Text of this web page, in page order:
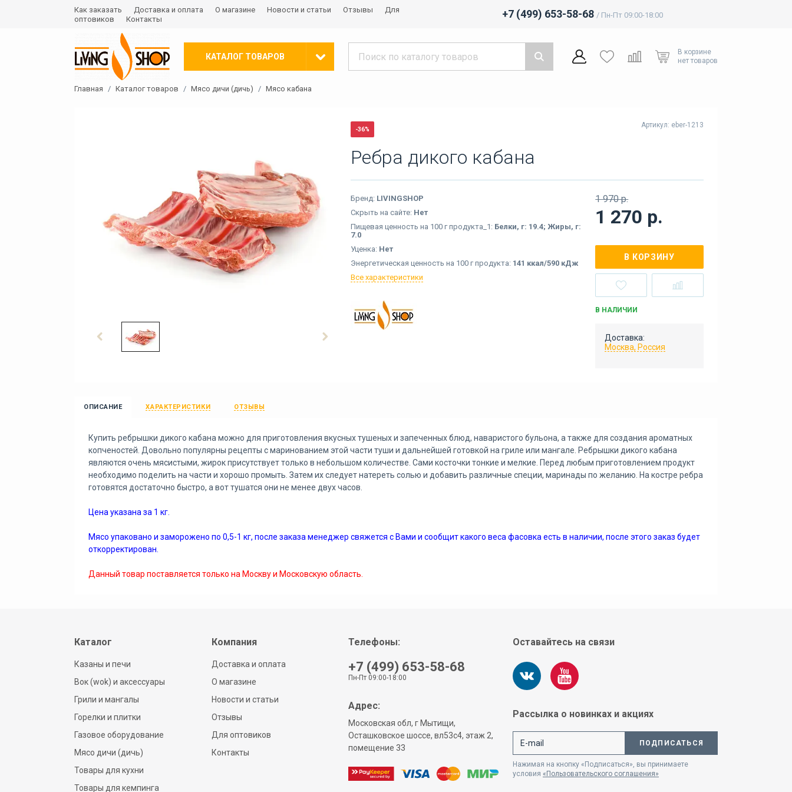
Как заказать Доставка и оплата О магазине Новости и статьи Отзывы
Для
оптовиков
Контакты +7 (499) 653-58-68 / Пн-Пт 09:00-18:00
КАТАЛОГ ТОВАРОВ
В корзине
нет товаров
Главная Каталог товаров Мясо дичи (дичь) Мясо кабана
-36%
Артикул: eber-1213
Ребра дикого кабана
Бренд: LIVINGSHOP
Скрыть на сайте: Нет
Пищевая ценность на 100 г продукта_1: Белки, г: 19.4; Жиры, г:
7.0
Уценка: Нет
Энергетическая ценность на 100 г продукта: 141 ккал/590 кДж
Все характеристики
1 270 р.
1 970 р.
В КОРЗИНУ
В НАЛИЧИИ
Доставка:
Москва, Россия
ОПИСАНИЕ ХАРАКТЕРИСТИКИ ОТЗЫВЫ
Купить ребрышки дикого кабана можно для приготовления вкусных тушеных и запеченных блюд, наваристого бульона, а также для создания ароматных
копченостей. Довольно популярны рецепты с маринованием этой части туши и дальнейшей готовкой на гриле или мангале. Ребрышки дикого кабана
являются очень мясистыми, жирок присутствует только в небольшом количестве. Сами косточки тонкие и мелкие. Перед любым приготовлением продукт
необходимо поделить на части и хорошо промыть. Затем их следует натереть солью и добавить различные специи, маринады по желанию. На костре ребра
готовятся достаточно быстро, а вот тушатся они не менее двух часов.
Цена указана за 1 кг.
Мясо упаковано и заморожено по 0,5-1 кг, после заказа менеджер свяжется с Вами и сообщит какого веса фасовка есть в наличии, после этого заказ будет
откорректирован.
Данный товар поставляется только на Москву и Московскую область.
Каталог
Казаны и печи
Вок (wok) и аксессуары
Грили и мангалы
Горелки и плитки
Газовое оборудование
Мясо дичи (дичь)
Товары для кухни
Товары для кемпинга
Компания
Доставка и оплата
О магазине
Новости и статьи
Отзывы
Для оптовиков
Контакты
Телефоны:
+7 (499) 653-58-68
Пн-Пт 09:00-18:00
Адрес:
Московская обл, г Мытищи,
Осташковское шоссе, вл53с4, этаж 2,
помещение 33
Оставайтесь на связи
Рассылка о новинках и акциях
ПОДПИСАТЬСЯ
Нажимая на кнопку «Подписаться», вы принимаете
условия «Пользовательского соглашения»